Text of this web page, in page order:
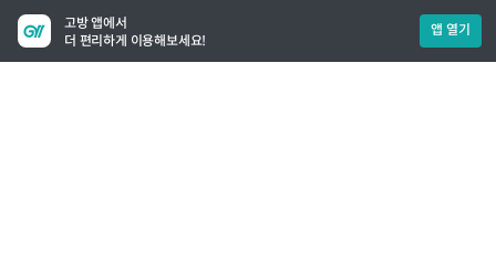
고방 앱에서
더 편리하게 이용해보세요!
앱 열기